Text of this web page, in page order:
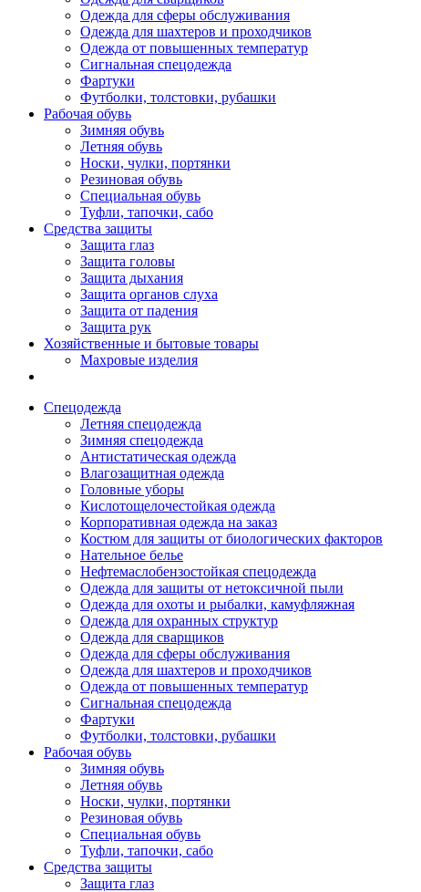
Одежда для сферы обслуживания
Одежда для шахтеров и проходчиков
Одежда от повышенных температур
Сигнальная спецодежда
Фартуки
Футболки, толстовки, рубашки
Рабочая обувь
Зимняя обувь
Летняя обувь
Носки, чулки, портянки
Резиновая обувь
Специальная обувь
Туфли, тапочки, сабо
Средства защиты
Защита глаз
Защита головы
Защита дыхания
Защита органов слуха
Защита от падения
Защита рук
Хозяйственные и бытовые товары
Махровые изделия
Спецодежда
Летняя спецодежда
Зимняя спецодежда
Антистатическая одежда
Влагозащитная одежда
Головные уборы
Кислотощелочестойкая одежда
Корпоративная одежда на заказ
Костюм для защиты от биологических факторов
Нательное белье
Нефтемаслобензостойкая спецодежда
Одежда для защиты от нетоксичной пыли
Одежда для охоты и рыбалки, камуфляжная
Одежда для охранных структур
Одежда для сварщиков
Одежда для сферы обслуживания
Одежда для шахтеров и проходчиков
Одежда от повышенных температур
Сигнальная спецодежда
Фартуки
Футболки, толстовки, рубашки
Рабочая обувь
Зимняя обувь
Летняя обувь
Носки, чулки, портянки
Резиновая обувь
Специальная обувь
Туфли, тапочки, сабо
Средства защиты
Защита глаз